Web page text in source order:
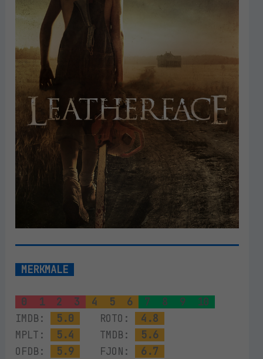
MERKMALE
0 1 2 3 4 5 6 7 8 9
10
IMDB:
5.0 ROTO:
4.8
MPLT:
5.4 TMDB:
5.6
OFDB:
5.9 FJON:
6.7